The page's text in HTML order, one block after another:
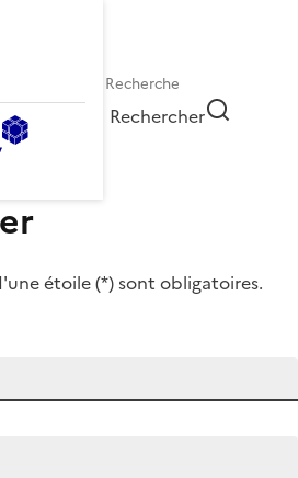
Rechercher
étoile (*) sont obligatoires.